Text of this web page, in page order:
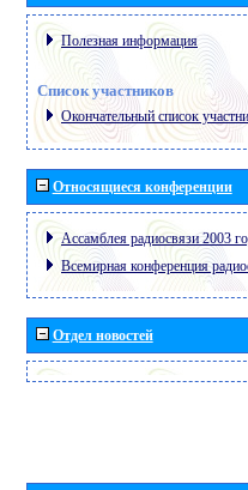
Полезная информация
Список участников
Окончательный список
Относящиеся конференции
Ассамблея радиосвязи 2003
Всемирная конференция
Отдел новостей